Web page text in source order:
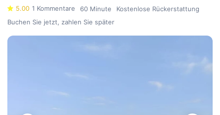
5.00 1 Kommentare 60 Minute
Kostenlose Rückerstattung
Buchen Sie jetzt, zahlen Sie später